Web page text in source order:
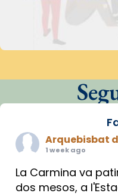
Arquebisbat
1 week ago
La Carmina va
dos mesos, a